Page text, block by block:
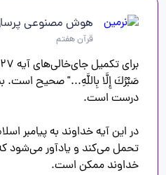
هوش مصنوعی
قرآن هفتم
خداوند ممکن است.